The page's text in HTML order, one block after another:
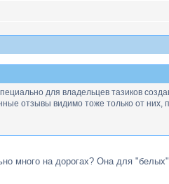
для владельцев тазиков
отзывы видимо тоже только от них,
много на дорогах? Она для